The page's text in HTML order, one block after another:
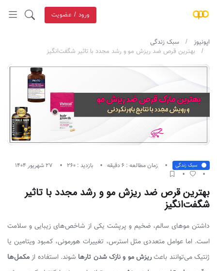
ورود / عضویت
اپونیوز
سبک زندگی
بهترین قرص ضد ریزش مو و رشد مجدد با تاثیر شگفت‌انگیز
سبک زندگی زمان مطالعه : 6 دقیقه بازدید : 260
بهترین قرص ضد ریزش مو و رشد مجدد با تاثیر
شگفت‌انگیز
داشتن موهای سالم، ضخیم و پرپشت یکی از شاخص‌های زیبایی و سلامت
است. اما عوامل متعددی مثل استرس، تغییرات هورمونی، کمبود ویتامین یا
ژنتیک می‌توانند باعثریزش مو و نازک شدن تارها شوند. استفاده ازمکمل‌ها